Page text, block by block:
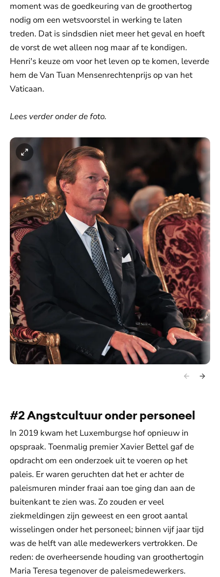
moment was de goedkeuring van de groothertog
nodig om een wetsvoorstel in werking te laten
treden. Dat is sindsdien niet meer het geval en hoeft
de vorst de wet alleen nog maar af te kondigen.
Henri's keuze om voor het leven op te komen, leverde
hem de Van Tuan Mensenrechtenprijs op van het
Vaticaan.
Lees verder onder de foto.
#2 Angstcultuur onder personeel
In 2019 kwam het Luxemburgse hof opnieuw in
opspraak. Toenmalig premier Xavier Bettel gaf de
opdracht om een onderzoek uit te voeren op het
paleis. Er waren geruchten dat het er achter de
paleismuren minder fraai aan toe ging dan aan de
buitenkant te zien was. Zo zouden er veel
ziekmeldingen zijn geweest en een groot aantal
wisselingen onder het personeel; binnen vijf jaar tijd
was de helft van alle medewerkers vertrokken. De
reden: de overheersende houding van groothertogin
Maria Teresa tegenover de paleismedewerkers.